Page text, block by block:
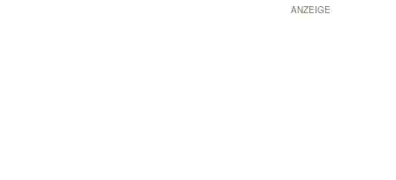
ANZEIGE